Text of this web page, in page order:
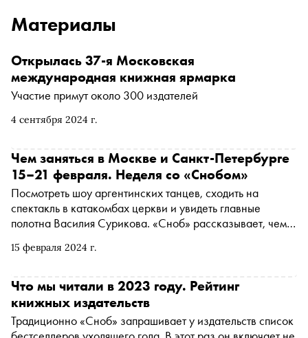
Материалы
4 сентября 2024 г.
Открылась 37-я Московская
международная книжная ярмарка
Участие примут около 300 издателей
15 февраля 2024 г.
Чем заняться в Москве и Санкт-Петербурге
15–21 февраля. Неделя со «Снобом»
Посмотреть шоу аргентинских танцев, сходить на
спектакль в катакомбах церкви и увидеть главные
полотна Василия Сурикова. «Сноб» рассказывает, чем
Что мы читали в 2023 году. Рейтинг
книжных издательств
Традиционно «Сноб» запрашивает у издательств список